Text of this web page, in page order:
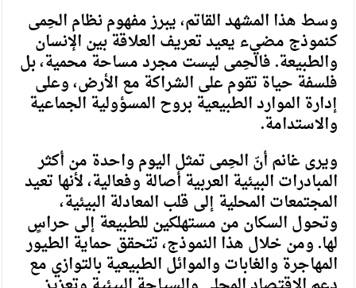
وسط هذا المشهد القاتم، يبرز مفهوم نظام الحِمى
كنموذج مضيء يعيد تعريف العلاقة بين الإنسان
والطبيعة. فالحِمى ليست مجرد مساحة محمية، بل
فلسفة حياة تقوم على الشراكة مع الأرض، وعلى
إدارة الموارد الطبيعية بروح المسؤولية الجماعية
والاستدامة.
ويرى غانم أنّ الحِمى تمثل اليوم واحدة من أكثر
المبادرات البيئية العربية أصالة وفعالية، لأنها تعيد
المجتمعات المحلية إلى قلب المعادلة البيئية،
وتحول السكان من مستهلكين للطبيعة إلى حراسٍ
لها. ومن خلال هذا النموذج، تتحقق حماية الطيور
المهاجرة والغابات والموائل الطبيعية بالتوازي مع